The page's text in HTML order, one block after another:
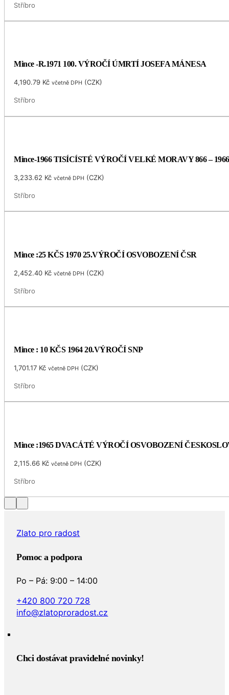
Stříbro
Mince -R.1971 100. VÝROČÍ ÚMRTÍ JOSEFA MÁNESA
4,190.79 Kč včetně DPH (CZK)
Stříbro
Mince-1966 TISÍCÍSTÉ VÝROČÍ VELKÉ MORAVY 866 – 1966
3,233.62 Kč včetně DPH (CZK)
Stříbro
Mince :25 KČS 1970 25.VÝROČÍ OSVOBOZENÍ ČSR
2,452.40 Kč včetně DPH (CZK)
Stříbro
Mince : 10 KČS 1964 20.VÝROČÍ SNP
1,701.17 Kč včetně DPH (CZK)
Stříbro
Mince :1965 DVACÁTÉ VÝROČÍ OSVOBOZENÍ
2,115.66 Kč včetně DPH (CZK)
Stříbro
Zlato pro radost
Pomoc a podpora
Po – Pá: 9:00 – 14:00
+420 800 720 728
info@zlatoproradost.cz
Chci dostávat pravidelné novinky!​